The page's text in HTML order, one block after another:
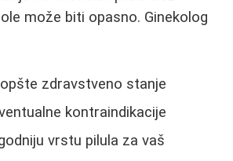
može biti opasno. Ginekolog
zdravstveno stanje
kontraindikacije
vrstu pilula za vaš